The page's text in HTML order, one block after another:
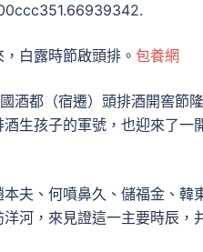
白露時節啟頭排。 包養網
酒都（宿遷）頭排酒開窖節隆
生孩子的軍號，也迎來了
夫、何噴鼻久、儲福金、
河，來見證這一主要時辰，